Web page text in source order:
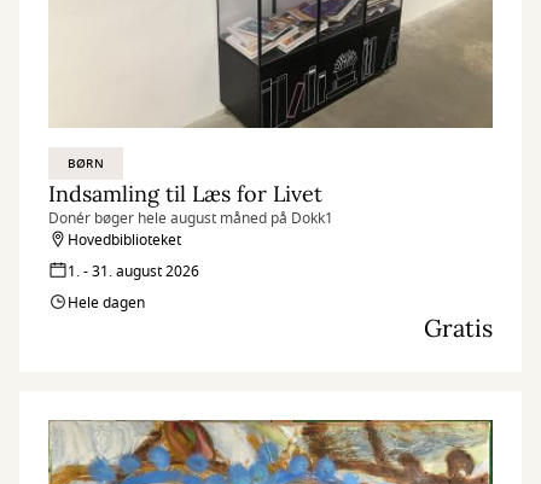
BØRN
Indsamling til Læs for Livet
Donér bøger hele august måned på Dokk1
Hovedbiblioteket
1. - 31. august 2026
Hele dagen
Gratis